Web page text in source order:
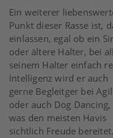
Ein weiterer
Punkt dieser Rasse ist,
einlassen, egal ob ein
oder ältere Halter, bei
seinem Halter einfach
Intelligenz wird er auch
gerne Begleitger bei
oder auch Dog Dancing,
was den meisten Havis
sichtlich Freude bereitet.